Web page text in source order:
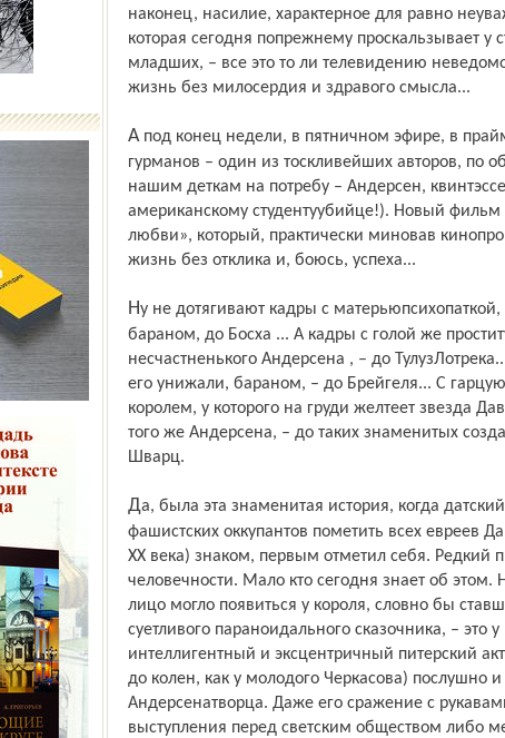
наконец, насилие, характерное для равно
которая сегодня по­прежнему проскальзывает у
младших, – все это то ли телевидению
жизнь без милосердия и здравого смысла...
А под конец недели, в пятничном эфире, в прайм­тайм, для широкой публики и для
гурманов – один из тоскливейших авторов,
нашим деткам на потребу – Андерсен,
американскому студенту­убийце!). Новый
любви», который, практически миновав
жизнь без отклика и, боюсь, успеха...
Ну не дотягивают кадры с матерью­психопаткой, которая в голом виде обнимается с
бараном, до Босха ... А кадры с голой же
несчастненького Андерсена , – до
его унижали, бараном, – до Брейгеля... С
королем, у которого на груди желтеет звезда
того же Андерсена, – до таких знаменитых
Шварц.
Да, была эта знаменитая история, когда датский король, в ответ на приказ
фашистских оккупантов пометить всех евреев
ХХ века) знаком, первым отметил себя. Редкий
человечности. Мало кто сегодня знает об этом.
лицо могло появиться у короля, словно бы
суетливого параноидального сказочника, – это
интеллигентный и эксцентричный питерский
до колен, как у молодого Черкасова) послушно и
Андерсена­творца. Даже его сражение с
выступления перед светским обществом либо